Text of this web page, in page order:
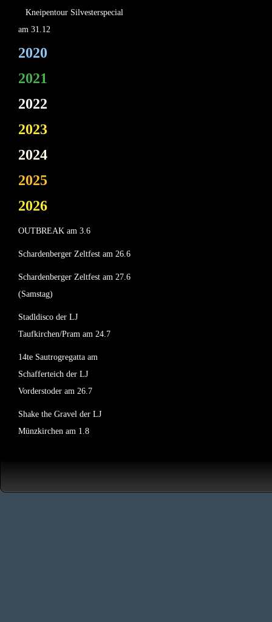
Kneipentour Silvesterspecial
am 31.12
2020
2021
2022
2023
2024
2025
2026
OUTBREAK am 3.6
Schardenberger Zeltfest am 26.6
Schardenberger Zeltfest am 27.6
(Samstag)
Stadldisco der LJ
Taufkirchen/Pram am 24.7
14te Sautrogregatta am
Schafferteich der LJ
Vorderstoder am 26.7
Shake the Gravel der LJ
Münzkirchen am 1.8